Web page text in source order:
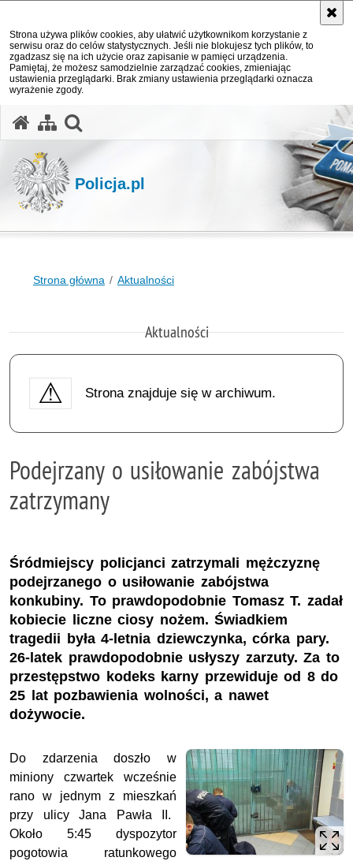
Strona używa plików cookies, aby ułatwić użytkownikom korzystanie z
serwisu oraz do celów statystycznych. Jeśli nie blokujesz tych plików, to
zgadzasz się na ich użycie oraz zapisanie w pamięci urządzenia.
Pamiętaj, że możesz samodzielnie zarządzać cookies, zmieniając
ustawienia przeglądarki. Brak zmiany ustawienia przeglądarki oznacza
wyrażenie zgody.
Policja.pl
Strona główna Aktualności
Aktualności
Strona znajduje się w archiwum.
Podejrzany o usiłowanie zabójstwa
zatrzymany
Śródmiejscy policjanci zatrzymali mężczyznę
podejrzanego o usiłowanie zabójstwa
konkubiny. To prawdopodobnie Tomasz T. zadał
kobiecie liczne ciosy nożem. Świadkiem
tragedii była 4-letnia dziewczynka, córka pary.
26-latek prawdopodobnie usłyszy zarzuty. Za to
przestępstwo kodeks karny przewiduje od 8 do
25 lat pozbawienia wolności, a nawet
dożywocie.
Do zdarzenia doszło w
miniony czwartek wcześnie
rano w jednym z mieszkań
przy ulicy Jana Pawła II.
Około 5:45 dyspozytor
pogotowia ratunkowego